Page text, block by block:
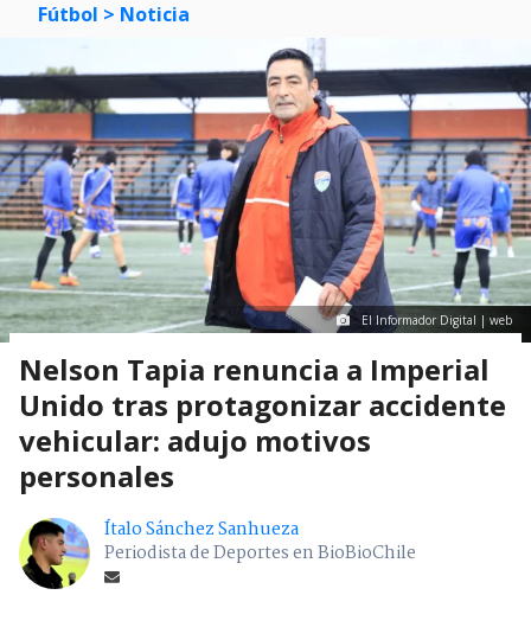
Fútbol > Noticia
El Informador Digital | web
Nelson Tapia renuncia a Imperial
Unido tras protagonizar accidente
vehicular: adujo motivos
personales
Ítalo Sánchez Sanhueza
Periodista de Deportes en BioBioChile